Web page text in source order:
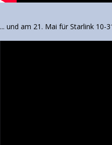
... und am 21. Mai für Starlink 10-